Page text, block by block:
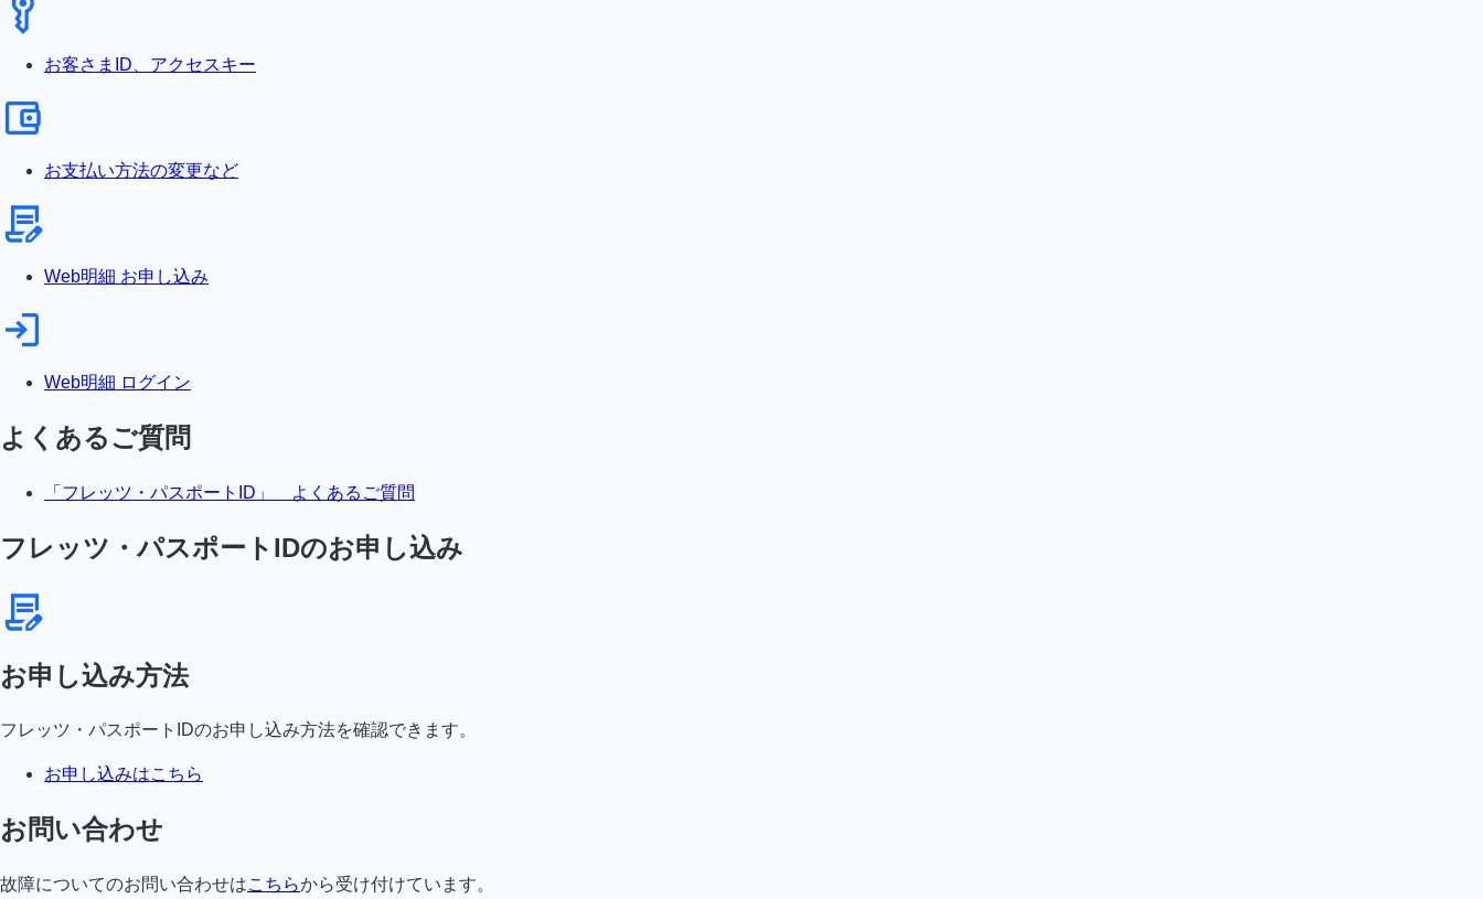
お客さまID、アクセスキー
お支払い方法の変更など
Web明細 お申し込み
Web明細 ログイン
よくあるご質問
「フレッツ・パスポートID」 よくあるご質問
フレッツ・パスポートIDのお申し込み
お申し込み方法
フレッツ・パスポートIDのお申し込み方法を確認できます。
お申し込みはこちら
お問い合わせ
故障についてのお問い合わせはこちらから受け付けています。